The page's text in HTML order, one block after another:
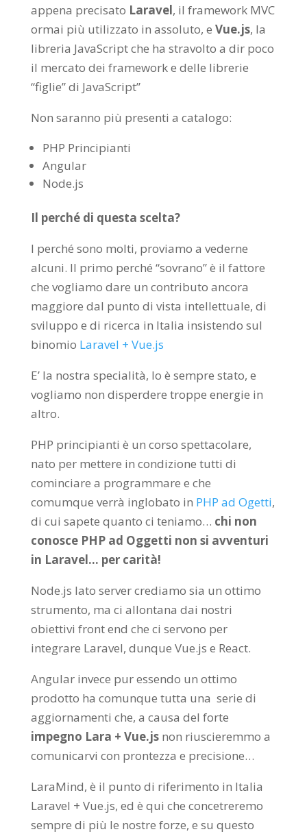
appena precisato Laravel, il framework MVC
ormai più utilizzato in assoluto, e Vue.js, la
libreria JavaScript che ha stravolto a dir poco
il mercato dei framework e delle librerie
“figlie” di JavaScript”
Non saranno più presenti a catalogo:
PHP Principianti
Angular
Node.js
Il perché di questa scelta?
I perché sono molti, proviamo a vederne
alcuni. Il primo perché “sovrano” è il fattore
che vogliamo dare un contributo ancora
maggiore dal punto di vista intellettuale, di
sviluppo e di ricerca in Italia insistendo sul
binomio Laravel + Vue.js
E’ la nostra specialità, lo è sempre stato, e
vogliamo non disperdere troppe energie in
altro.
PHP principianti è un corso spettacolare,
nato per mettere in condizione tutti di
cominciare a programmare e che
comumque verrà inglobato in PHP ad Ogetti,
di cui sapete quanto ci teniamo… chi non
conosce PHP ad Oggetti non si avventuri
in Laravel… per carità!
Node.js lato server crediamo sia un ottimo
strumento, ma ci allontana dai nostri
obiettivi front end che ci servono per
integrare Laravel, dunque Vue.js e React.
Angular invece pur essendo un ottimo
prodotto ha comunque tutta una serie di
aggiornamenti che, a causa del forte
impegno Lara + Vue.jsnon riuscieremmo a
comunicarvi con prontezza e precisione…
LaraMind, è il punto di riferimento in Italia
Laravel + Vue.js, ed è qui che concetreremo
sempre di più le nostre forze, e su questo